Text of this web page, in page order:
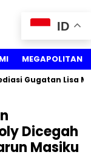
MEGAPOLITAN
Gugatan Lisa
Dicegah
Masiku
ID